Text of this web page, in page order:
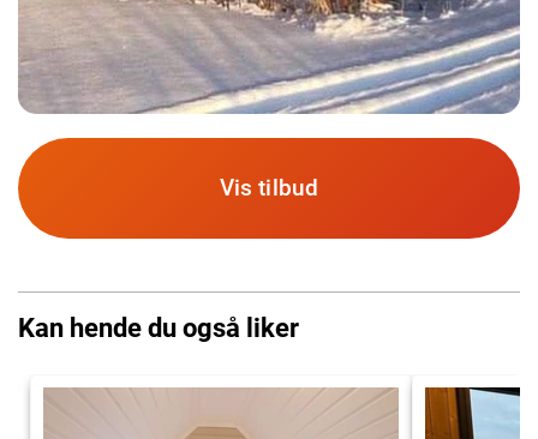
Vis tilbud
Kan hende du også liker